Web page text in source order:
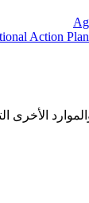
Action